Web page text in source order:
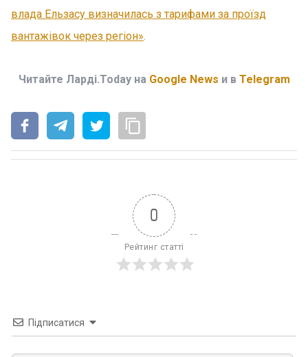
влада Ельзасу визначилась з тарифами за проїзд
вантажівок через регіон».
Читайте Ларді.Today на Google News и в Telegram
0
Рейтинг статті
Підписатися